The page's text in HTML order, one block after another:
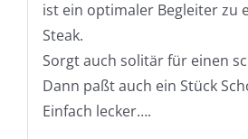
ist ein optimaler Begleiter zu
Steak.
Sorgt auch solitär für einen
Dann paßt auch ein Stück
Einfach lecker….